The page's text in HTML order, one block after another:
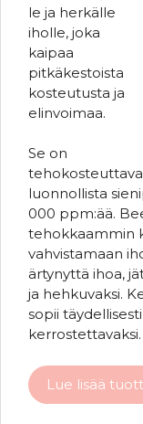
le ja herkälle
iholle, joka
kaipaa
pitkäkestoista
kosteutusta ja
elinvoimaa.
Se on
luonnollista
000 ppm:ää.
tehokkaammin
vahvistamaan
ärtynyttä ihoa,
ja hehkuvaksi.
sopii
kerrostettavaksi.
Lue lisää